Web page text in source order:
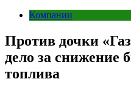
Компании
Против дочки
дело за снижение
топлива